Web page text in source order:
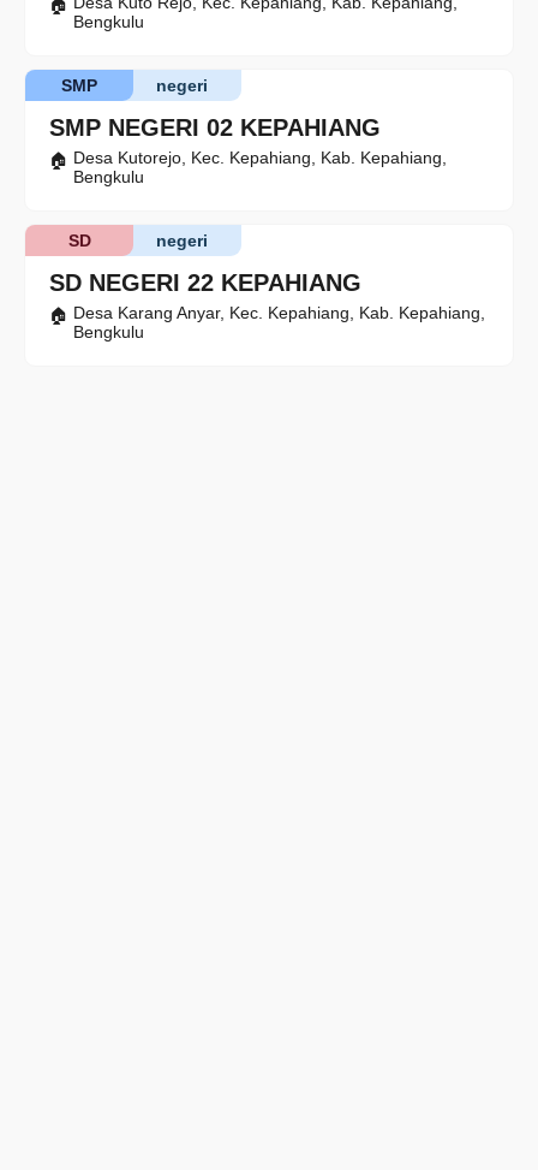
Bengkulu
SMP NEGERI 02 KEPAHIANG
negeri
SMP
Desa Kutorejo, Kec. Kepahiang, Kab. Kepahiang,
Bengkulu
SD NEGERI 22 KEPAHIANG
negeri
SD
Desa Karang Anyar, Kec. Kepahiang, Kab. Kepahiang,
Bengkulu